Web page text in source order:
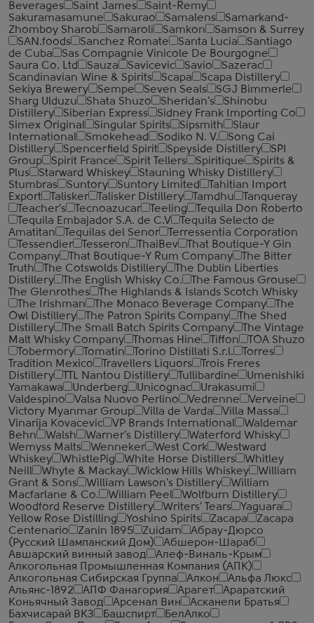
Beverages
Saint James
Saint-Remy
Sakuramasamune
Sakurao Samalens
Samarkand-
Zhomboy Sharob
Samaroli Samkon
Samson & Surrey
SAN.foods
Sanchez Romate Santa Lucia
Santiago
de Cuba
Sas Compagnie Vinicole De Bourgogne
Saura Co. Ltd
Sauza Savicevic Savio
Sazerac
Scandinavian Wine & Spirits
Scapa
Scapa Distillery
Sekiya Brewery
Sempe Seven Seals
SGJ Bimmerle
Sharg Ulduzu
Shata Shuzo Sheridan's
Shinobu
Distillery
Siberian Express
Sidney Frank Importing Co
Simex Original
Singular Spirits Sipsmith
Slaur
International
Smokehead Sodiko N. V.
Song Cai
Distillery
Spencerfield Spirit Speyside Distillery
SPI
Group
Spirit France Spirit Tellers Spiritique
Spirits &
Plus
Starward Whiskey
Stauning Whisky Distillery
Stumbras
Suntory Suntory Limited
Tahitian Import
Export
Talisker Talisker Distillery Tamdhu
Tanqueray
Teacher's
Tecnoazucar Teeling
Tequila Don Roberto
Tequila Embajador S.A. de C.V
Tequila Selecto de
Amatitan
Tequilas del Senor
Terressentia Corporation
Tessendier
Tesseron ThaiBev
That Boutique-Y Gin
Company
That Boutique-Y Rum Company
The Bitter
Truth
The Cotswolds Distillery
The Dublin Liberties
Distillery
The English Whisky Co.
The Famous Grouse
The Glenrothes
The Highlands & Islands Scotch Whisky
The Irishman
The Monaco Beverage Company
The
Owl Distillery
The Patron Spirits Company
The Shed
Distillery
The Small Batch Spirits Company
The Vintage
Malt Whisky Company
Thomas Hine Tiffon
TOA Shuzo
Tobermory
Tomatin Torino Distillati S.r.l.
Torres
Tradition Mexico
Travellers Liquors
Trois Freres
Distillery
TTL Nantou Distillery Tullibardine
Umenishiki
Yamakawa
Underberg Unicognac
Urakasumi
Valdespino
Valsa Nuovo Perlino Vedrenne
Verveine
Victory Myanmar Group
Villa de Varda
Villa Massa
Vinarija Kovacevic
VP Brands International
Waldemar
Behn
Walsh Warner's Distillery
Waterford Whisky
Wemyss Malts
Wenneker West Cork
Westward
Whiskey
WhistlePig White Horse Distillers
Whitley
Neill
Whyte & Mackay Wicklow Hills Whiskey
William
Grant & Sons
William Lawson's Distillery
William
Macfarlane & Co.
William Peel
Wolfburn Distillery
Woodford Reserve Distillery
Writers' Tears
Yaguara
Yellow Rose Distilling
Yoshino Spirits Zacapa
Zacapa
Centenario
Zanin 1895 Zuidam
Абрау-Дюрсо
(Русский Шампанский Дом)
Абшерон-Шараб
Авшарский винный завод
Алеф-Виналь-Крым
Алкогольная Промышленная Компания (АПК)
Алкогольная Сибирская Группа
Алкон
Альфа Люкс
Альянс-1892
АПФ Фанагория Арагет
Араратский
Коньячный Завод
Арсенал Вин
Асканели Братья
Бахчисарай ВКЗ
Башспирт
БелАлко